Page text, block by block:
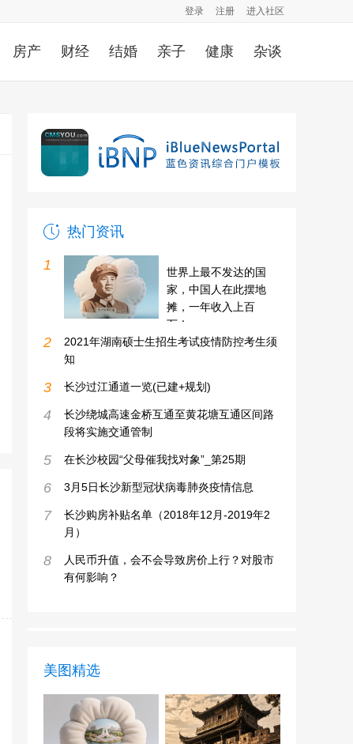
登录 注册 进入社区
房产 财经 结婚 亲子 健康 杂谈
热门资讯
1
世界上最不发达的国
家，中国人在此摆地
摊，一年收入上百
万！
2
2021年湖南硕士生招生考试疫情防控考生须
知
3 长沙过江通道一览(已建+规划)
4
长沙绕城高速金桥互通至黄花塘互通区间路
段将实施交通管制
5 在长沙校园“父母催我找对象”_第25期
6 3月5日长沙新型冠状病毒肺炎疫情信息
7
长沙购房补贴名单（2018年12月-2019年2
月）
8
人民币升值，会不会导致房价上行？对股市
有何影响？
美图精选